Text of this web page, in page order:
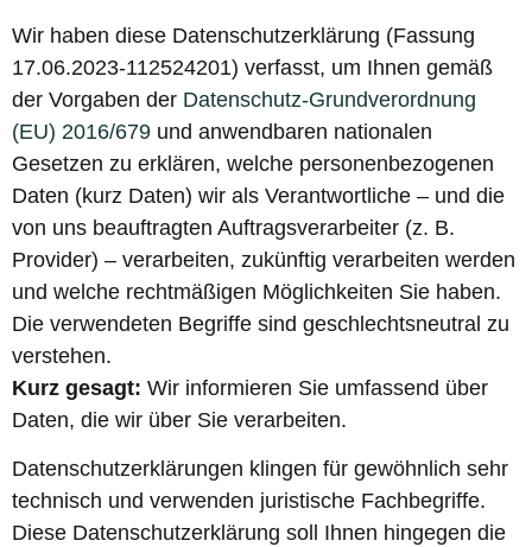
Wir haben diese Datenschutzerklärung (Fassung
17.06.2023-112524201) verfasst, um Ihnen gemäß
der Vorgaben der Datenschutz-Grundverordnung
(EU) 2016/679 und anwendbaren nationalen
Gesetzen zu erklären, welche personenbezogenen
Daten (kurz Daten) wir als Verantwortliche – und die
von uns beauftragten Auftragsverarbeiter (z. B.
Provider) – verarbeiten, zukünftig verarbeiten werden
und welche rechtmäßigen Möglichkeiten Sie haben.
Die verwendeten Begriffe sind geschlechtsneutral zu
verstehen.
Kurz gesagt: Wir informieren Sie umfassend über
Daten, die wir über Sie verarbeiten.
Datenschutzerklärungen klingen für gewöhnlich sehr
technisch und verwenden juristische Fachbegriffe.
Diese Datenschutzerklärung soll Ihnen hingegen die